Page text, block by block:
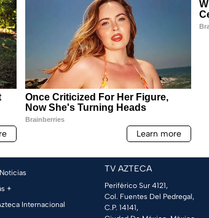
+
Internacional
TV AZTECA
Periférico Sur 4121,
Col. Fuentes Del Pedregal,
C.P. 14141,